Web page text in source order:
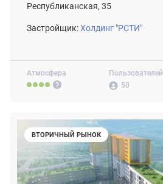
Атмосфера
Пользователей
50
Республиканская, 35
Застройщик:Холдинг "РСТИ"
ВТОРИЧНЫЙ РЫНОК